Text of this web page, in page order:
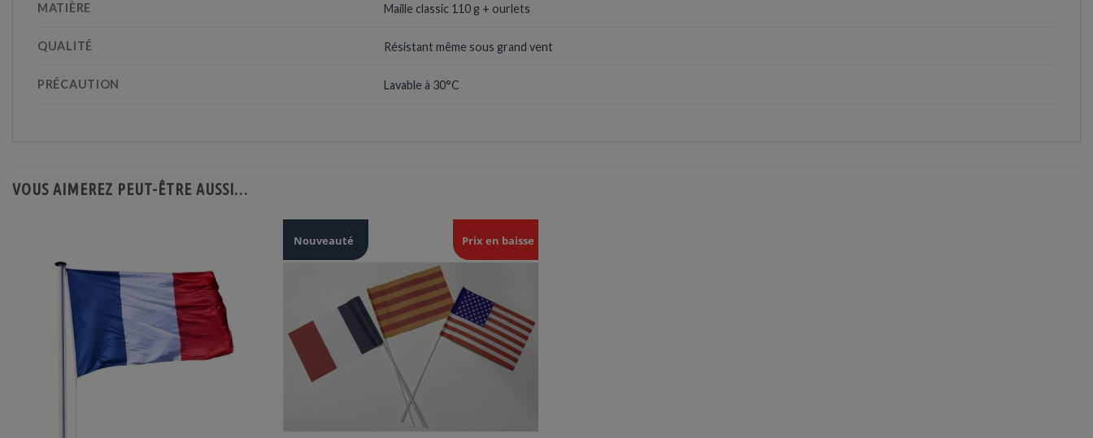
MATIÈRE Maille classic 110 g + ourlets
QUALITÉ Résistant même sous grand vent
PRÉCAUTION Lavable à 30°C
VOUS AIMEREZ PEUT-ÊTRE AUSSI…
Prix en baisse
Nouveauté